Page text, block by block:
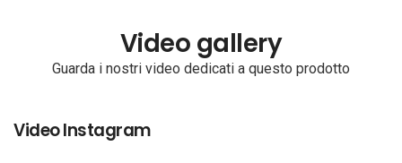
Video gallery
Guarda i nostri video dedicati a questo prodotto
Video Instagram